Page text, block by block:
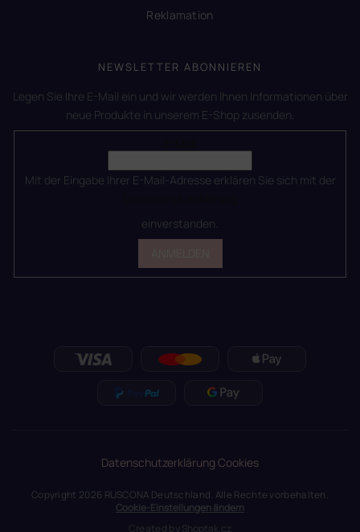
Reklamation
NEWSLETTER ABONNIEREN
Legen Sie Ihre E-Mail ein und wir werden Ihnen Informationen über
neue Produkte in unserem E-Shop zusenden.
Mit der Eingabe Ihrer E-Mail-Adresse erklären Sie sich mit der
einverstanden.
DatenschutzerklärungCookies
Copyright 2026 RUSCONA Deutschland. Alle Rechte vorbehalten.
Cookie-Einstellungen ändern
Created byShoptak.cz